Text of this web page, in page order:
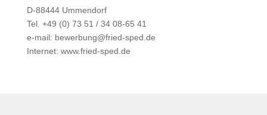
D-88444 Ummendorf
Tel. +49 (0) 73 51 / 34 08-65 41
e-mail: bewerbung@fried-sped.de
Internet: www.fried-sped.de